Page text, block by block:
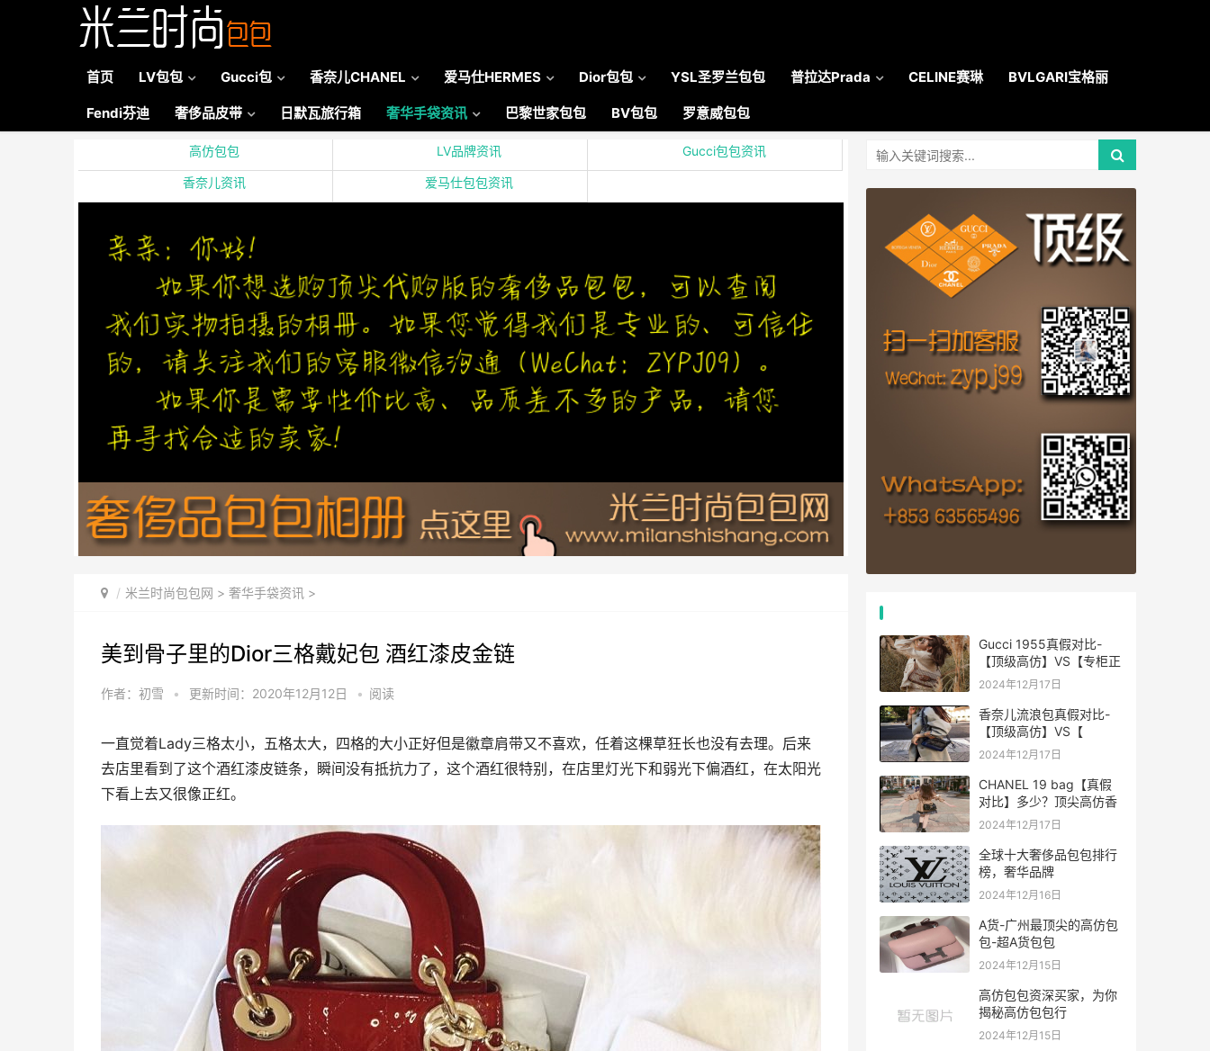
首页 LV包包 Gucci包 香奈儿CHANEL 爱马仕HERMES Dior包包 YSL圣罗兰包包 普拉达Prada CELINE赛琳 BVLGARI宝格丽
Fendi芬迪 奢侈品皮带 日默瓦旅行箱 奢华手袋资讯 巴黎世家包包 BV包包 罗意威包包
高仿包包 LV品牌资讯 Gucci包包资讯
香奈儿资讯 爱马仕包包资讯
米兰时尚包包网 > 奢华手袋资讯 >
美到骨子里的Dior三格戴妃包 酒红漆皮金链
作者：初雪 • 更新时间：2020年12月12日 • 阅读
一直觉着Lady三格太小，五格太大，四格的大小正好但是徽章肩带又不喜欢，任着这棵草狂长也没有去理。后来
去店里看到了这个酒红漆皮链条，瞬间没有抵抗力了，这个酒红很特别，在店里灯光下和弱光下偏酒红，在太阳光
下看上去又很像正红。
Gucci 1955真假对比-
【顶级高仿】VS【专柜正
2024年12月17日
香奈儿流浪包真假对比-
【顶级高仿】VS【
2024年12月17日
CHANEL 19 bag【真假
对比】多少？顶尖高仿香
2024年12月17日
全球十大奢侈品包包排行
榜，奢华品牌
2024年12月16日
A货-广州最顶尖的高仿包
包-超A货包包
2024年12月15日
高仿包包资深买家，为你
揭秘高仿包包行
2024年12月15日